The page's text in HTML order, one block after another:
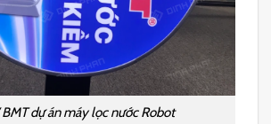
dự án máy lọc nước Robot